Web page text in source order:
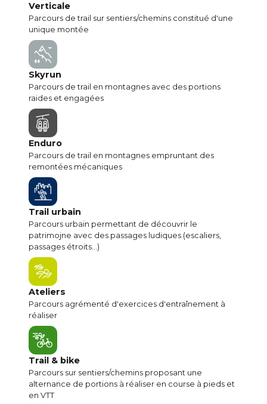
Verticale
Parcours de trail sur sentiers/chemins constitué d'une
unique montée
Skyrun
Parcours de trail en montagnes avec des portions
raides et engagées
Enduro
Parcours de trail en montagnes empruntant des
remontées mécaniques
Trail urbain
Parcours urbain permettant de découvrir le
patrimojne avec des passages ludiques (escaliers,
passages étroits...)
Ateliers
Parcours agrémenté d'exercices d'entraînement à
réaliser
Trail & bike
Parcours sur sentiers/chemins proposant une
alternance de portions à réaliser en course à pieds et
en VTT